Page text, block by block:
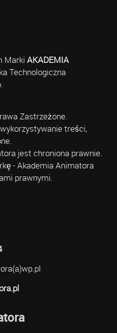
Marki AKADEMIA
Technologiczna
Zastrzeżone.
treści,
jest chroniona prawnie.
- Akademia Animatora
prawnymi.